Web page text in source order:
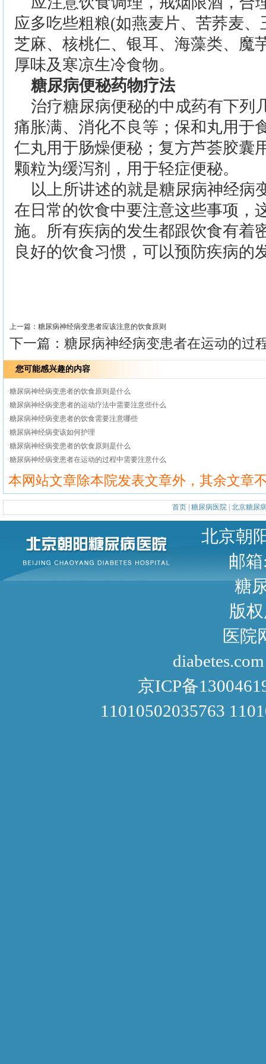
应多吃些粗粮(如燕麦片、苦荞麦
芝麻、核桃仁、银耳、海藻类、魔
厚味及寒凉生冷食物。
糖尿病便秘药物疗法
治疗糖尿病便秘的中成药有下列
痛胀满、消化不良等；保和丸用于
仁丸用于肠燥便秘；复方芦荟胶囊
颗粒为缓泻剂，用于轻症便秘。
以上所讲述的就是糖尿病神经病
在日常的饮食中要注意这些事项，
施。所有疾病的发生都跟饮食有着
良好的饮食习惯，可以预防疾病的
上一篇： 糖尿病神经病变患者应该注意的饮食原则
下一篇： 糖尿病神经病变患者在运动的过
您可能感兴趣的内容
·糖尿病神经病变患者的饮食原则是什么
·糖尿病神经病变患者的运动疗法中需要注意些什么
·糖尿病神经病变患者的饮食需要注意哪些
·糖尿病神经病变该如何护理
·糖尿病神经病变患者的饮食原则是什么
·糖尿病神经病变患者在运动的过程中需要注意什么
本网站文章除本院发表文章外，其余文章
首页 糖尿病医院 北京糖尿
北京朝阳区甜水园东
邮箱
糖尿病咨询
版
医院网址： http://
京ICP备
11010502035763